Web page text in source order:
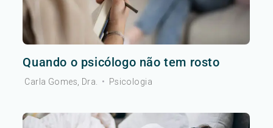
Quando o psicólogo não tem rosto
Carla Gomes, Dra. • Psicologia